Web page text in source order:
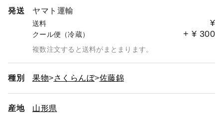
発送 ヤマト運輸
送料 ¥
クール便（冷蔵） + ¥ 300
複数注文すると送料がまとまります。
種別 果物 さくらんぼ 佐藤錦
産地 山形県